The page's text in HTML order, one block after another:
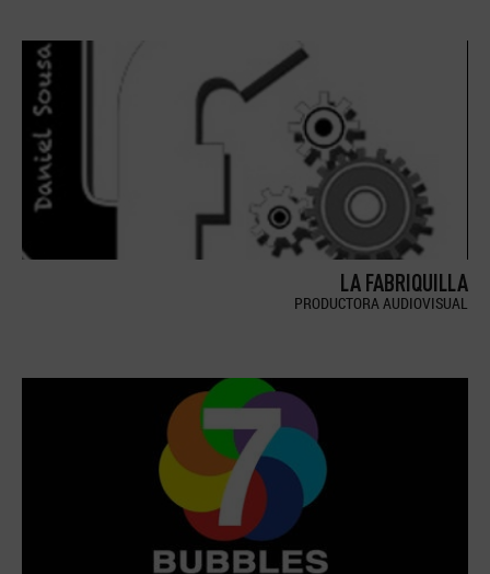
LA FABRIQUILLA
PRODUCTORA AUDIOVISUAL